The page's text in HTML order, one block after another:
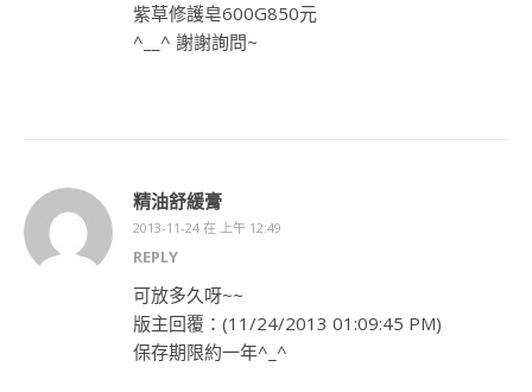
紫草修護皂600G850元
^__^ 謝謝詢問~
精油舒緩膏
2013-11-24 在 上午 12:49
REPLY
可放多久呀~~
版主回覆：(11/24/2013 01:09:45 PM)
保存期限約一年^_^